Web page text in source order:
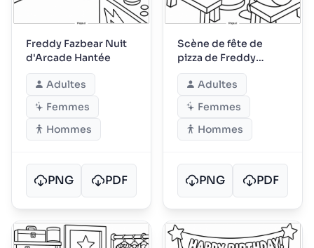
Freddy Fazbear Nuit
d'Arcade Hantée
Adultes
Femmes
Hommes
PNG PDF
Scène de fête de
pizza de Freddy
Fazbear
Adultes
Femmes
Hommes
PNG PDF